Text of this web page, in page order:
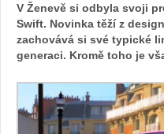
V Ženevě si odbyla svoji
Swift. Novinka těží z
zachovává si své typické
generaci. Kromě toho je